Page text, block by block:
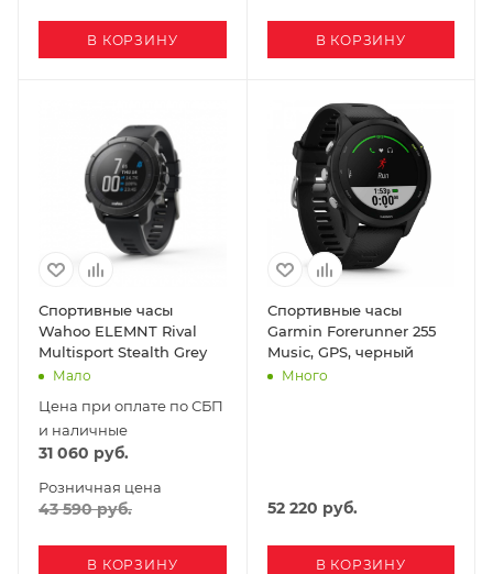
В КОРЗИНУ В КОРЗИНУ
Спортивные часы
Wahoo ELEMNT Rival
Multisport Stealth Grey
Мало
Цена при оплате по СБП
и наличные
31 060 руб.
Розничная цена
43 590руб.
В КОРЗИНУ
Спортивные часы
Garmin Forerunner 255
Music, GPS, черный
Много
52 220 руб.
В КОРЗИНУ